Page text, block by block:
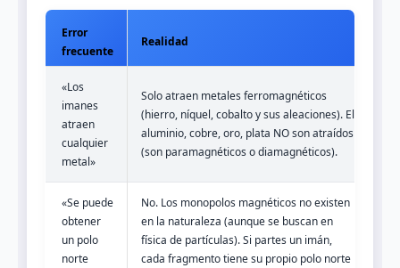
Error
frecuente
Realidad
«Los
imanes
atraen
cualquier
metal»
Solo atraen metales ferromagnéticos
(hierro, níquel, cobalto y sus aleaciones). El
aluminio, cobre, oro, plata NO son atraídos
(son paramagnéticos o diamagnéticos).
«Se puede
obtener
un polo
norte
No. Los monopolos magnéticos no existen
en la naturaleza (aunque se buscan en
física de partículas). Si partes un imán,
cada fragmento tiene su propio polo norte